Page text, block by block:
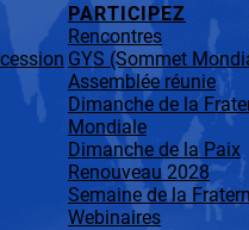
PARTICIPEZ
Rencontres
GYS (Sommet
Assemblée réunie
Dimanche de la
Mondiale
Dimanche de la Paix
Renouveau 2028
Semaine de la
Webinaires